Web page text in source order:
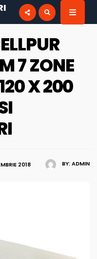
for:
7 ZONE
X 200
BY:ADMIN
2018